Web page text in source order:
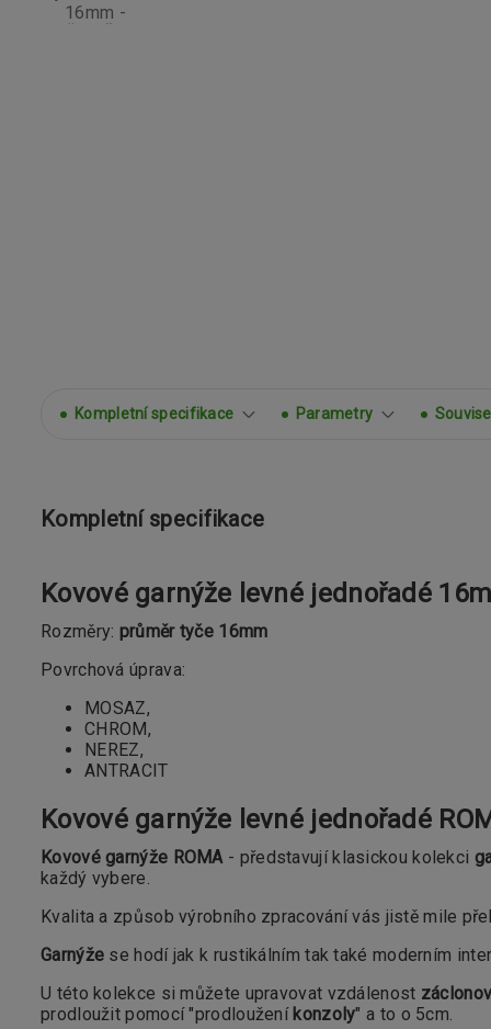
Kompletní specifikace Parametry
Kompletní specifikace
Kovové garnýže levné jednořadé
Rozměry: průměr tyče 16mm
Povrchová úprava:
MOSAZ,
CHROM,
NEREZ,
ANTRACIT
Kovové garnýže levné jednořadé
Kovové garnýže ROMA- představují klasickou kolekci
každý vybere.
Kvalita a způsob výrobního zpracování vás jistě mile
Garnýže se hodí jak k rustikálním tak také moderním
U této kolekce si můžete upravovat vzdálenost
prodloužit pomocí "prodloužení konzoly" a to o 5cm.